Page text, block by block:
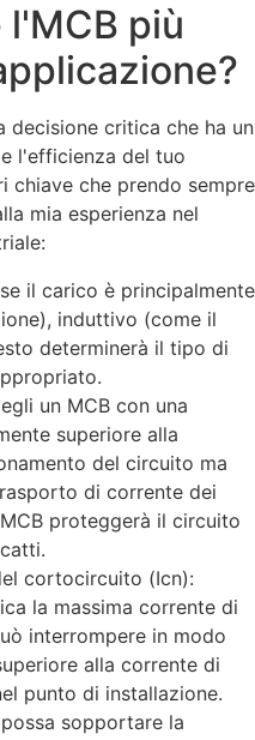
più
decisione critica che ha un
l'efficienza del tuo
che prendo sempre
mia esperienza nel
il carico è principalmente
induttivo (come il
determinerà il tipo di
un MCB con una
superiore alla
del circuito ma
di corrente dei
proteggerà il circuito
cortocircuito (Icn):
la massima corrente di
interrompere in modo
alla corrente di
punto di installazione.
sopportare la